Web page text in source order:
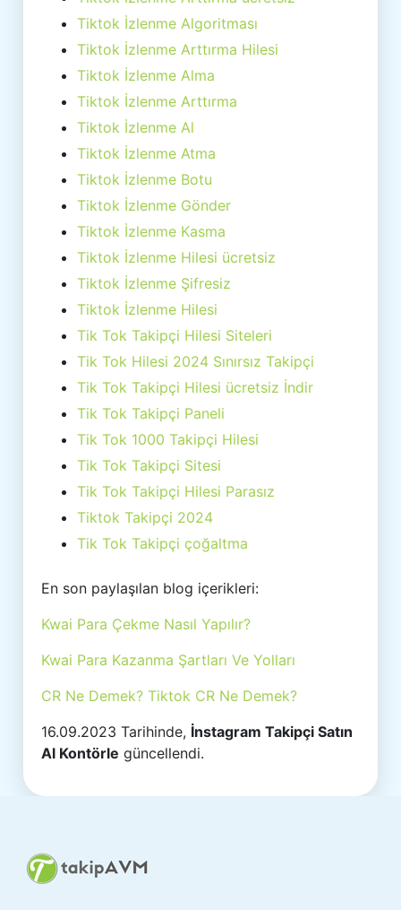
Tiktok İzlenme Algoritması
Tiktok İzlenme Arttırma Hilesi
Tiktok İzlenme Alma
Tiktok İzlenme Arttırma
Tiktok İzlenme Al
Tiktok İzlenme Atma
Tiktok İzlenme Botu
Tiktok İzlenme Gönder
Tiktok İzlenme Kasma
Tiktok İzlenme Hilesi ücretsiz
Tiktok İzlenme Şifresiz
Tiktok İzlenme Hilesi
Tik Tok Takipçi Hilesi Siteleri
Tik Tok Hilesi 2024 Sınırsız Takipçi
Tik Tok Takipçi Hilesi ücretsiz İndir
Tik Tok Takipçi Paneli
Tik Tok 1000 Takipçi Hilesi
Tik Tok Takipçi Sitesi
Tik Tok Takipçi Hilesi Parasız
Tiktok Takipçi 2024
Tik Tok Takipçi çoğaltma
En son paylaşılan blog içerikleri:
Kwai Para Çekme Nasıl Yapılır?
Kwai Para Kazanma Şartları Ve Yolları
CR Ne Demek? Tiktok CR Ne Demek?
16.09.2023 Tarihinde, İnstagram Takipçi Satın
Al Kontörle güncellendi.